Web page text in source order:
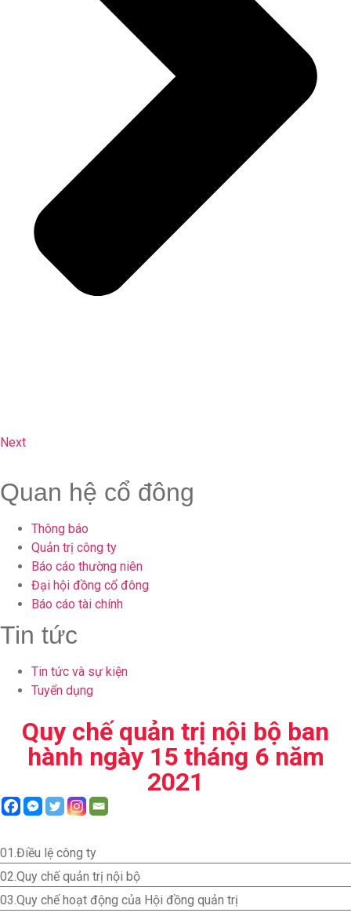
Next
Quan hệ cổ đông
Thông báo
Quản trị công ty
Báo cáo thường niên
Đại hội đồng cổ đông
Báo cáo tài chính
Tin tức
Tin tức và sự kiện
Tuyển dụng
Quy chế quản trị nội bộ ban
hành ngày 15 tháng 6 năm
2021
01. Điều lệ công ty
02. Quy chế quản trị nội bộ
03. Quy chế hoạt động của Hội đồng quản trị